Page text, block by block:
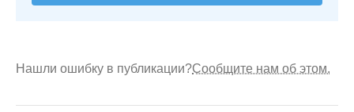
Нашли ошибку в публикации?Сообщите нам об этом.